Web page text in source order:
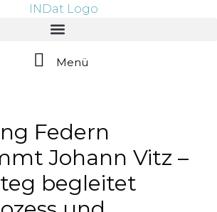
Menü
Federn
Johann Vitz –
begleitet